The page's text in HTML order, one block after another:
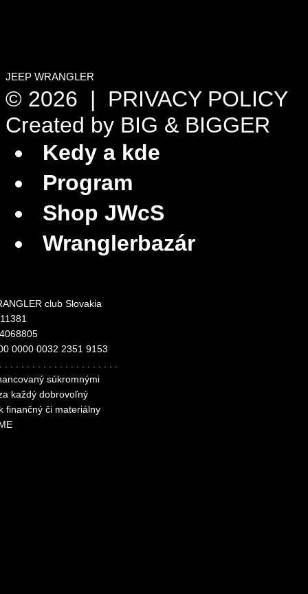
JEEP WRANGLER
© 2026 |PRIVACY POLICY
Created by BIG & BIGGER
Kedy a kde
Program
Shop JWcS
club Slovakia
0000 0032 2351 9153
. . . . . . . . . . . . . . . . . . . . .
súkromnými
každý dobrovoľný